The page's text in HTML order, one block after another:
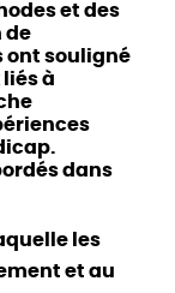
et des
de
ont souligné
liés à
dans
les
et au